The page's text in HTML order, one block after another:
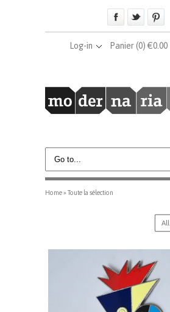
Log-in Panier(0) €0.00
Home» Toute la sélection